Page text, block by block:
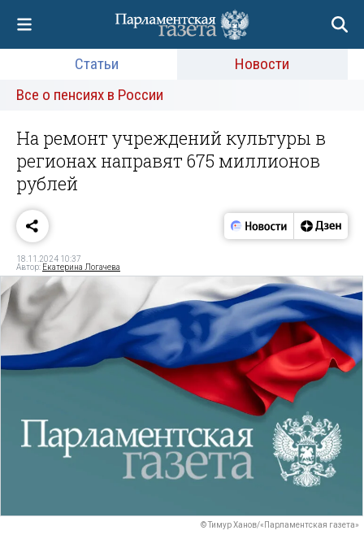
Статьи
Новости
Все о пенсиях в России
На ремонт учреждений культуры в
регионах направят 675 миллионов
рублей
18.11.2024 10:37
Автор: Екатерина Логачева
© Тимур Ханов/«Парламентская газета»